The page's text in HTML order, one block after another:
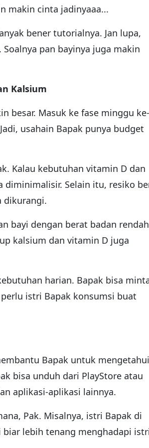
makin cinta jadinyaaa...
bener tutorialnya. Jan lupa,
pan bayinya juga makin
Kalsium
besar. Masuk ke fase minggu
usahain Bapak punya budget
Kalau kebutuhan vitamin D dan
Selain itu, resiko
dikurangi.
bayi dengan berat badan rendah
kalsium dan vitamin D juga
harian. Bapak bisa
istri Bapak konsumsi buat
Bapak untuk mengetahui
bisa unduh dari PlayStore atau
aplikasi-aplikasi lainnya.
Pak. Misalnya, istri Bapak di
lebih tenang menghadapi